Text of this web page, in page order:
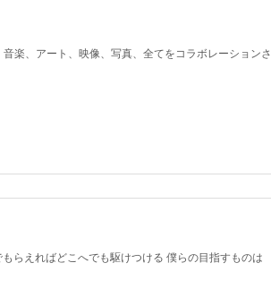
楽、アート、映像、写真、全てをコラボレーションさ
らえればどこへでも駆けつける 僕らの目指すものは